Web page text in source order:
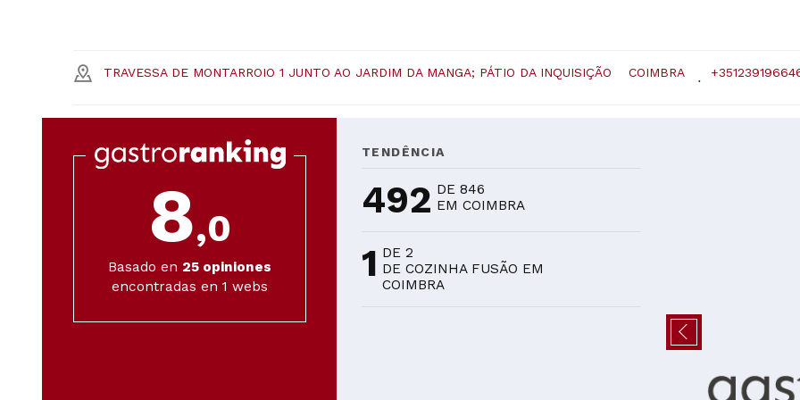
TRAVESSA DE MONTARROIO 1 JUNTO AO JARDIM DA MANGA; PÁTIO DA INQUISIÇÃO COIMBRA
8,0
Basado en 25 opiniones
encontradas en 1 webs
TENDÊNCIA
492 DE 846
EM COIMBRA
1 DE 2
DE COZINHA FUSÃO EM
COIMBRA